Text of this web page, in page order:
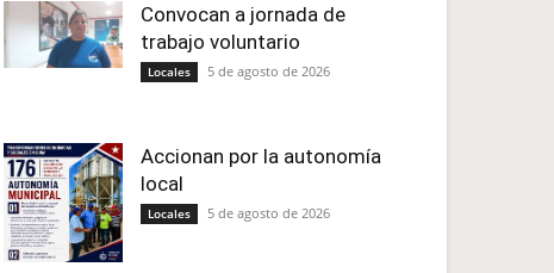
Convocan a jornada de
trabajo voluntario
Locales 5 de agosto de 2026
Accionan por la autonomía
local
Locales 5 de agosto de 2026